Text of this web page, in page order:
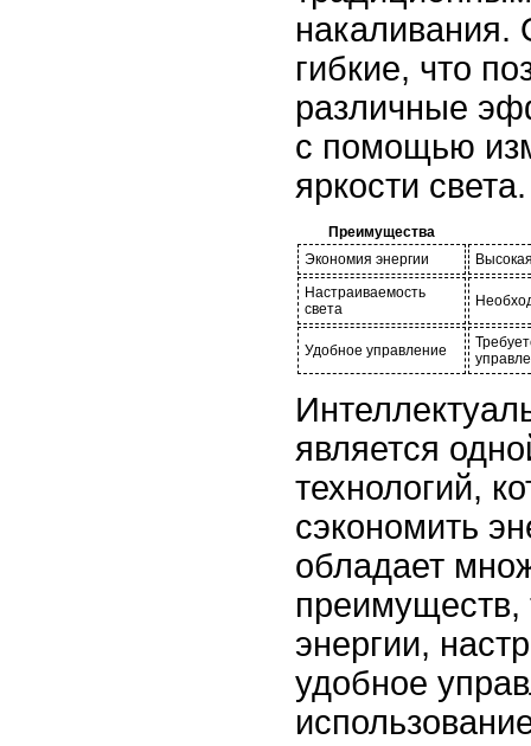
накаливания.
гибкие, что
различные
с помощью
яркости света.
Преимущества
Экономия энергии
Настраиваемость
света
Удобное управление
является
технологий,
сэкономить
обладает
преимуществ,
энергии,
удобное